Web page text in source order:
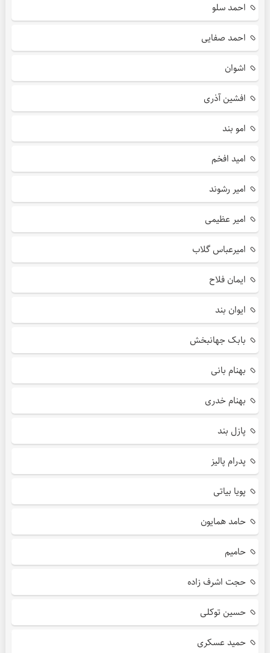
احمد سلو
احمد صفایی
اشوان
افشین آذری
امو بند
امید افخم
امیر رشوند
امیر عظیمی
امیرعباس گلاب
ایمان فلاح
ایوان بند
بابک جهانبخش
بهنام بانی
بهنام خدری
پازل بند
پدرام پالیز
پویا بیاتی
حامد همایون
حامیم
حجت اشرف زاده
حسین توکلی
حمید عسکری